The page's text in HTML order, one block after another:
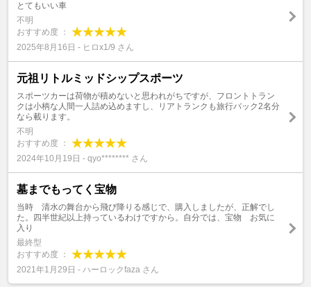
とてもいい車
不明
おすすめ度 ：
2025年8月16日 - ヒロx1/9 さん
元祖リトルミッドシップスポーツ
スポーツカーは荷物が積めないと思われがちですが、フロントトラン
クは小柄な人間一人詰め込めますし、リアトランクも旅行バック2名分
なら載ります。
不明
おすすめ度 ：
2024年10月19日 - qyo******** さん
墓までもってく宝物
当時 清水の舞台から飛び降りる感じで、購入しましたが、正解でし
た。四半世紀以上持っているわけですから。自分では、宝物 お気に
入り
最終型
おすすめ度 ：
2021年1月29日 - ハーロックfaza さん